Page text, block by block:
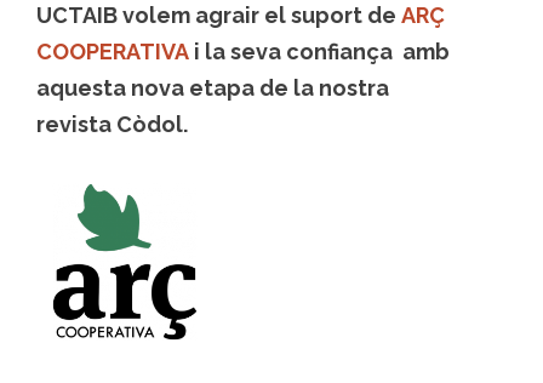
UCTAIB volem agrair el suport de ARÇ
COOPERATIVA i la seva confiança amb
aquesta nova etapa de la nostra
revista Còdol.